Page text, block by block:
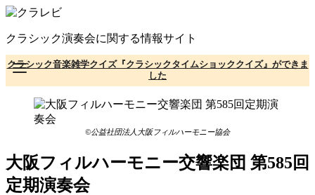
コ
テ
ン
ツ
へ
クラシック演奏会に関する情報サイト
クラシック音楽雑学クイズ『クラシックタイムショッククイズ』ができま
した
©公益社団法人大阪フィルハーモニー協会
大阪フィルハーモニー交響楽団 第585回
定期演奏会